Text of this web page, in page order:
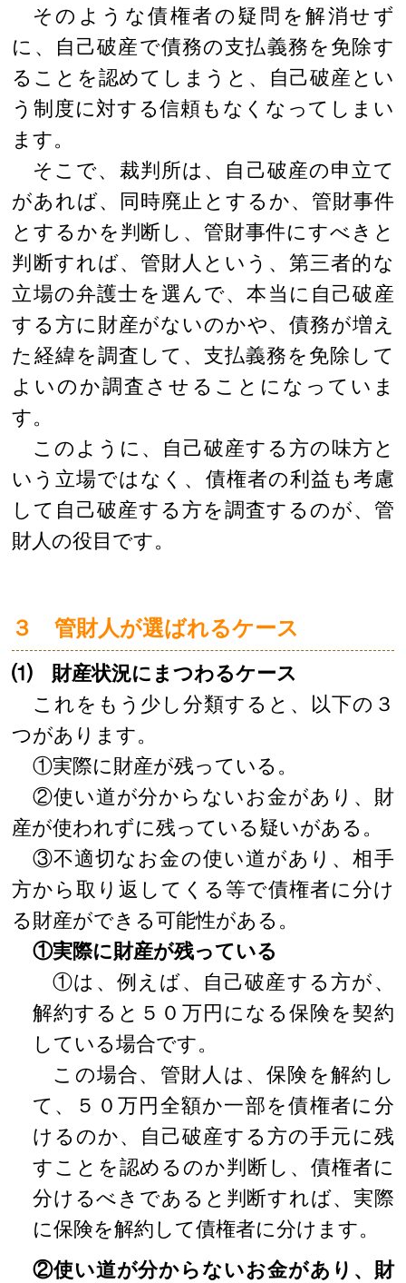
そのような債権者の疑問を解消せず
に、自己破産で債務の支払義務を免除す
ることを認めてしまうと、自己破産とい
う制度に対する信頼もなくなってしまい
ます。
そこで、裁判所は、自己破産の申立て
があれば、同時廃止とするか、管財事件
とするかを判断し、管財事件にすべきと
判断すれば、管財人という、第三者的な
立場の弁護士を選んで、本当に自己破産
する方に財産がないのかや、債務が増え
た経緯を調査して、支払義務を免除して
よいのか調査させることになっていま
す。
このように、自己破産する方の味方と
いう立場ではなく、債権者の利益も考慮
して自己破産する方を調査するのが、管
財人の役目です。
３ 管財人が選ばれるケース
⑴ 財産状況にまつわるケース
これをもう少し分類すると、以下の３
つがあります。
①実際に財産が残っている。
②使い道が分からないお金があり、財
産が使われずに残っている疑いがある。
③不適切なお金の使い道があり、相手
方から取り返してくる等で債権者に分け
る財産ができる可能性がある。
①実際に財産が残っている
①は、例えば、自己破産する方が、
解約すると５０万円になる保険を契約
している場合です。
この場合、管財人は、保険を解約し
て、５０万円全額か一部を債権者に分
けるのか、自己破産する方の手元に残
すことを認めるのか判断し、債権者に
分けるべきであると判断すれば、実際
に保険を解約して債権者に分けます。
②使い道が分からないお金があり、財